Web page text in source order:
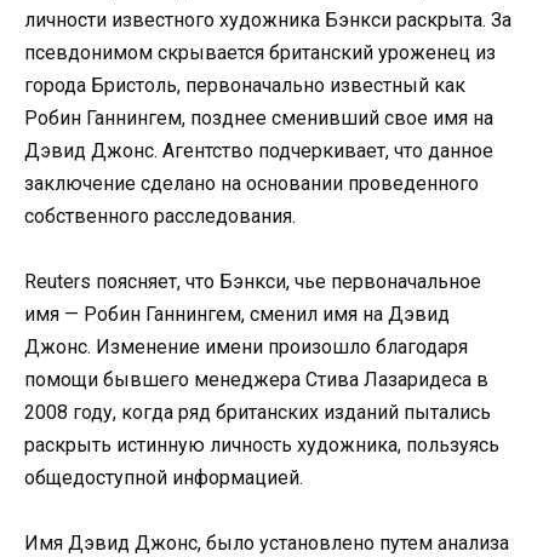
личности известного художника Бэнкси раскрыта. За
псевдонимом скрывается британский уроженец из
города Бристоль, первоначально известный как
Робин Ганнингем, позднее сменивший свое имя на
Дэвид Джонс. Агентство подчеркивает, что данное
заключение сделано на основании проведенного
собственного расследования.
Reuters поясняет, что Бэнкси, чье первоначальное
имя — Робин Ганнингем, сменил имя на Дэвид
Джонс. Изменение имени произошло благодаря
помощи бывшего менеджера Стива Лазаридеса в
2008 году, когда ряд британских изданий пытались
раскрыть истинную личность художника, пользуясь
общедоступной информацией.
Имя Дэвид Джонс, было установлено путем анализа